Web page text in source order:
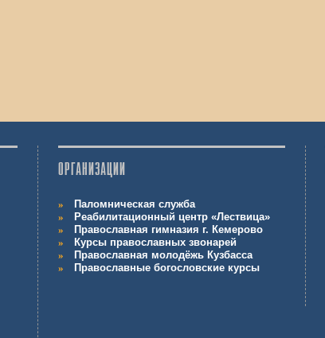
ОРГАНИЗАЦИИ
Паломническая служба
Реабилитационный центр «Лествица»
Православная гимназия г. Кемерово
Курсы православных звонарей
Православная молодёжь Кузбасса
Православные богословские курсы